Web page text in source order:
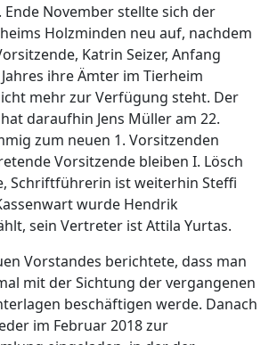
November stellte sich der
Holzminden neu auf, nachdem
Katrin Seizer, Anfang
ihre Ämter im Tierheim
mehr zur Verfügung steht. Der
daraufhin Jens Müller am 22.
zum neuen 1. Vorsitzenden
Vorsitzende bleiben I. Lösch
Schriftführerin ist weiterhin Steffi
wurde Hendrik
sein Vertreter ist Attila Yurtas.
Vorstandes berichtete, dass man
mit der Sichtung der vergangenen
beschäftigen werde. Danach
im Februar 2018 zur